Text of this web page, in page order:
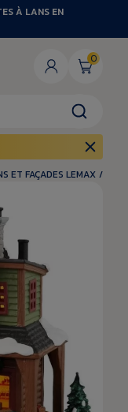
À LANS EN
0
ET FAÇADES LEMAX /